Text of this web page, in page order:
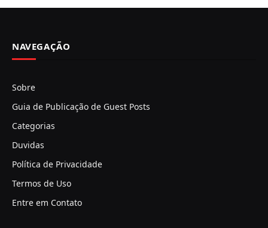
NAVEGAÇÃO
Sobre
Guia de Publicação de Guest Posts
Categorias
Duvidas
Política de Privacidade
Termos de Uso
Entre em Contato